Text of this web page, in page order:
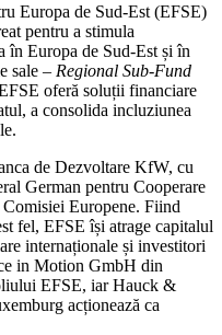
Europa de Sud-Est (EFSE)
pentru a stimula
în Europa de Sud-Est și în
sale – Regional Sub-Fund
oferă soluții financiare
a consolida incluziunea
de Dezvoltare KfW, cu
German pentru Cooperare
Europene. Fiind
fel, EFSE își atrage capitalul
internaționale și investitori
in Motion GmbH din
EFSE, iar Hauck &
acționează ca